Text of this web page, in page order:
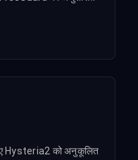
Hysteria2 को अनुकूलित